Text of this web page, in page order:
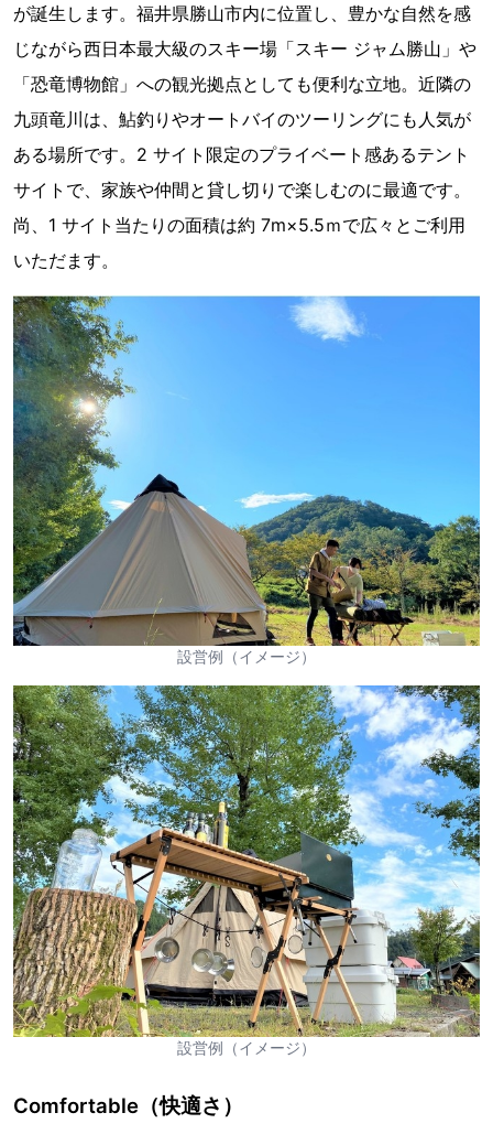
が誕生します。福井県勝山市内に位置し、豊かな⾃然を感
じながら⻄日本最⼤級のスキー場「スキー ジャム勝山」や
「恐⻯博物館」への観光拠点としても便利な⽴地。近隣の
九頭⻯川は、鮎釣りやオートバイのツーリングにも人気が
ある場所です。2 サイト限定のプライベート感あるテント
サイトで、家族や仲間と貸し切りで楽しむのに最適です。
尚、1 サイト当たりの面積は約 7m×5.5ｍで広々とご利用
いただます。
設営例（イメージ）
設営例（イメージ）
Comfortable（快適さ）